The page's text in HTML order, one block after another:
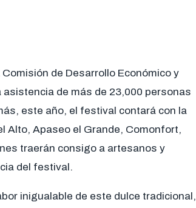
de Desarrollo Económico y
de más de 23,000 personas
este año, el festival contará con la
Alto, Apaseo el Grande, Comonfort,
traerán consigo a artesanos y
del festival.
inigualable de este dulce tradicional,